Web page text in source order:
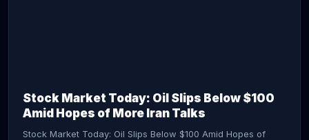
Stock Market Today: Oil Slips Below $100
Amid Hopes of More Iran Talks
Stock Market Today: Oil Slips Below $100 Amid Hopes of